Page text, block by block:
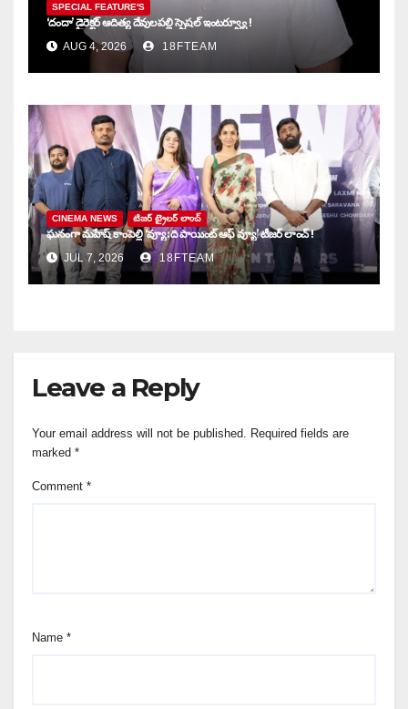
SPECIAL FEATURE'S
‘దందా’ డైరెక్ట‌ర్ ఆదిత్య దేవులపల్లి స్పెషల్ ఇంటర్వ్యూ !
AUG 4, 2026 18FTEAM
CINEMA NEWS టిజర్ ట్రైలర్ లాంచ్
ఘనంగా మహేష్ కాంపెల్లి ‘వ్యూ: ది పాయింట్ ఆఫ్ వ్యూ’ టీజర్ లాంచ్ !
JUL 7, 2026 18FTEAM
Leave a Reply
Your email address will not be published. Required fields are
marked *
Comment *
Name *